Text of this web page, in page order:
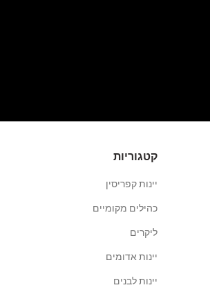
קטגוריות
יינות קפריסין
כהילים מקומיים
ליקרים
יינות אדומים
יינות לבנים